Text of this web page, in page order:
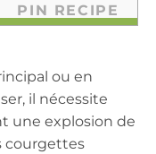
PIN RECIPE
ou en
il nécessite
une explosion de
courgettes